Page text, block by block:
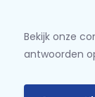
Bekijk onze
antwoorden